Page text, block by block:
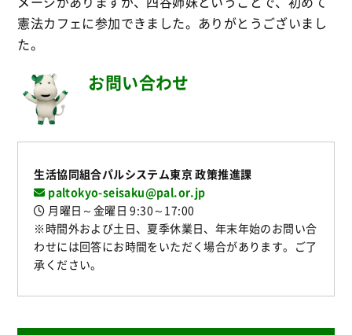
憲法カフェに参加できました。ありがとうございまし
た。
お問い合わせ
生活協同組合パルシステム東京 政策推進課
paltokyo-seisaku@pal.or.jp
月曜日～金曜日 9:30～17:00
※時間外および土日、夏季休業日、年末年始のお問い合
わせには回答にお時間をいただく場合があります。ご了
承ください。